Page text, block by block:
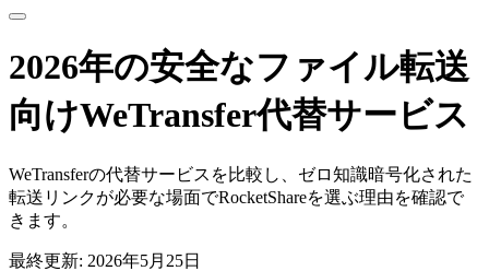
2026年の安全なファイル転送
向けWeTransfer代替サービス
WeTransferの代替サービスを比較し、ゼロ知識暗号化された
転送リンクが必要な場面でRocketShareを選ぶ理由を確認で
きます。
最終更新: 2026年5月25日